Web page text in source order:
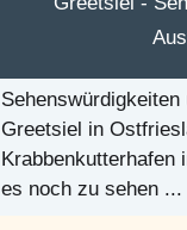
Greetsiel in
Krabbenkutterhafen
es noch zu sehen ...